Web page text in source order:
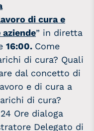
di cura e
” in diretta
16:00. Come
di cura? Quali
dal concetto di
e di cura a
di cura?
Ore dialoga
Delegato di